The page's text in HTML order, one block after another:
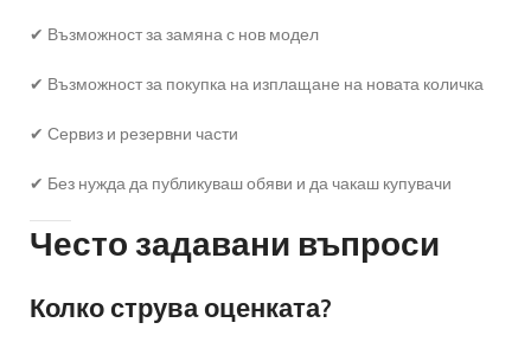
✔ Възможност за замяна с нов модел
✔ Възможност за покупка на изплащане на новата количка
✔ Сервиз и резервни части
✔ Без нужда да публикуваш обяви и да чакаш купувачи
Често задавани въпроси
Колко струва оценката?